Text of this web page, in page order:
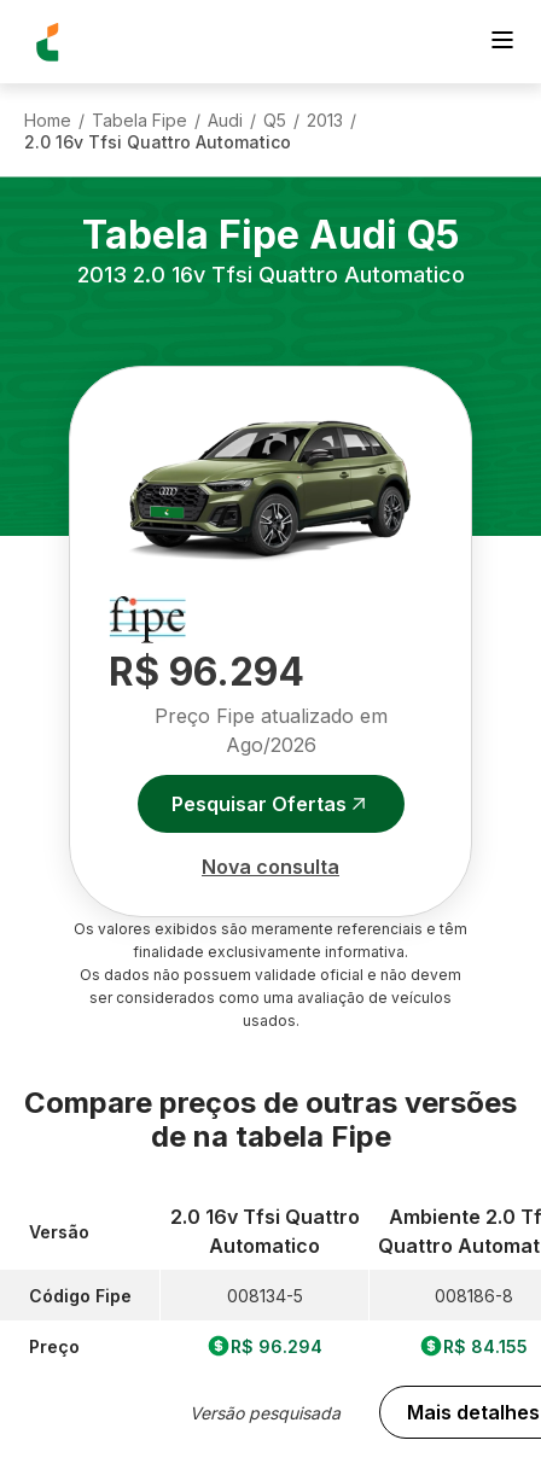
Home / Tabela Fipe / Audi / Q5 / 2013 /
2.0 16v Tfsi Quattro Automatico
Tabela Fipe Audi Q5
2013 2.0 16v Tfsi Quattro Automatico
R$ 96.294
Preço Fipe atualizado em
Ago/2026
Pesquisar Ofertas
Nova consulta
Os valores exibidos são meramente referenciais e têm
finalidade exclusivamente informativa.
Os dados não possuem validade oficial e não devem
ser considerados como uma avaliação de veículos
usados.
Compare preços de outras versões
de na tabela Fipe
Versão
Código Fipe
Preço
2.0 16v Tfsi Quattro
Automatico
008134-5
R$ 96.294
Versão pesquisada
Ambiente 2.0
Quattro
008186-8
R$ 84.155
Mais detalhes